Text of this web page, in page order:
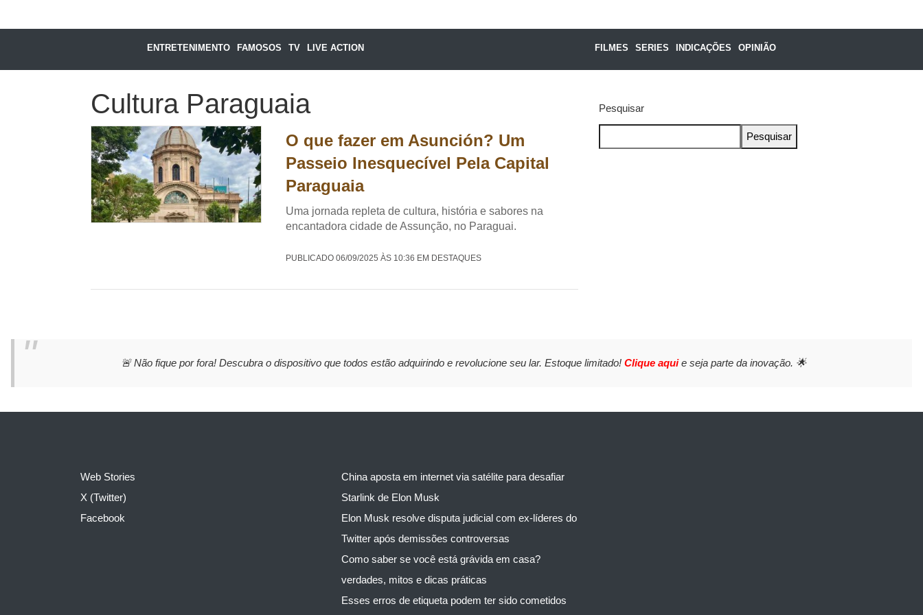
ENTRETENIMENTO FAMOSOS TV LIVE ACTION FILMES SERIES INDICAÇÕES OPINIÃO
Cultura Paraguaia
O que fazer em Asunción? Um
Passeio Inesquecível Pela Capital
Paraguaia
Uma jornada repleta de cultura, história e sabores na
encantadora cidade de Assunção, no Paraguai.
PUBLICADO 06/09/2025 ÀS 10:36 EM DESTAQUES
Pesquisar
Pesquisar
🚨 Não fique por fora! Descubra o dispositivo que todos estão adquirindo e revolucione seu lar. Estoque limitado! Clique aquie seja parte da inovação. 🌟
Web Stories
X (Twitter)
Facebook
China aposta em internet via satélite para desafiar
Starlink de Elon Musk
Elon Musk resolve disputa judicial com ex-líderes do
Twitter após demissões controversas
Como saber se você está grávida em casa?
verdades, mitos e dicas práticas
Esses erros de etiqueta podem ter sido cometidos